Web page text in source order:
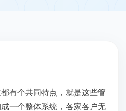
有个共同特点，就是这些管
一个整体系统，各家各户无